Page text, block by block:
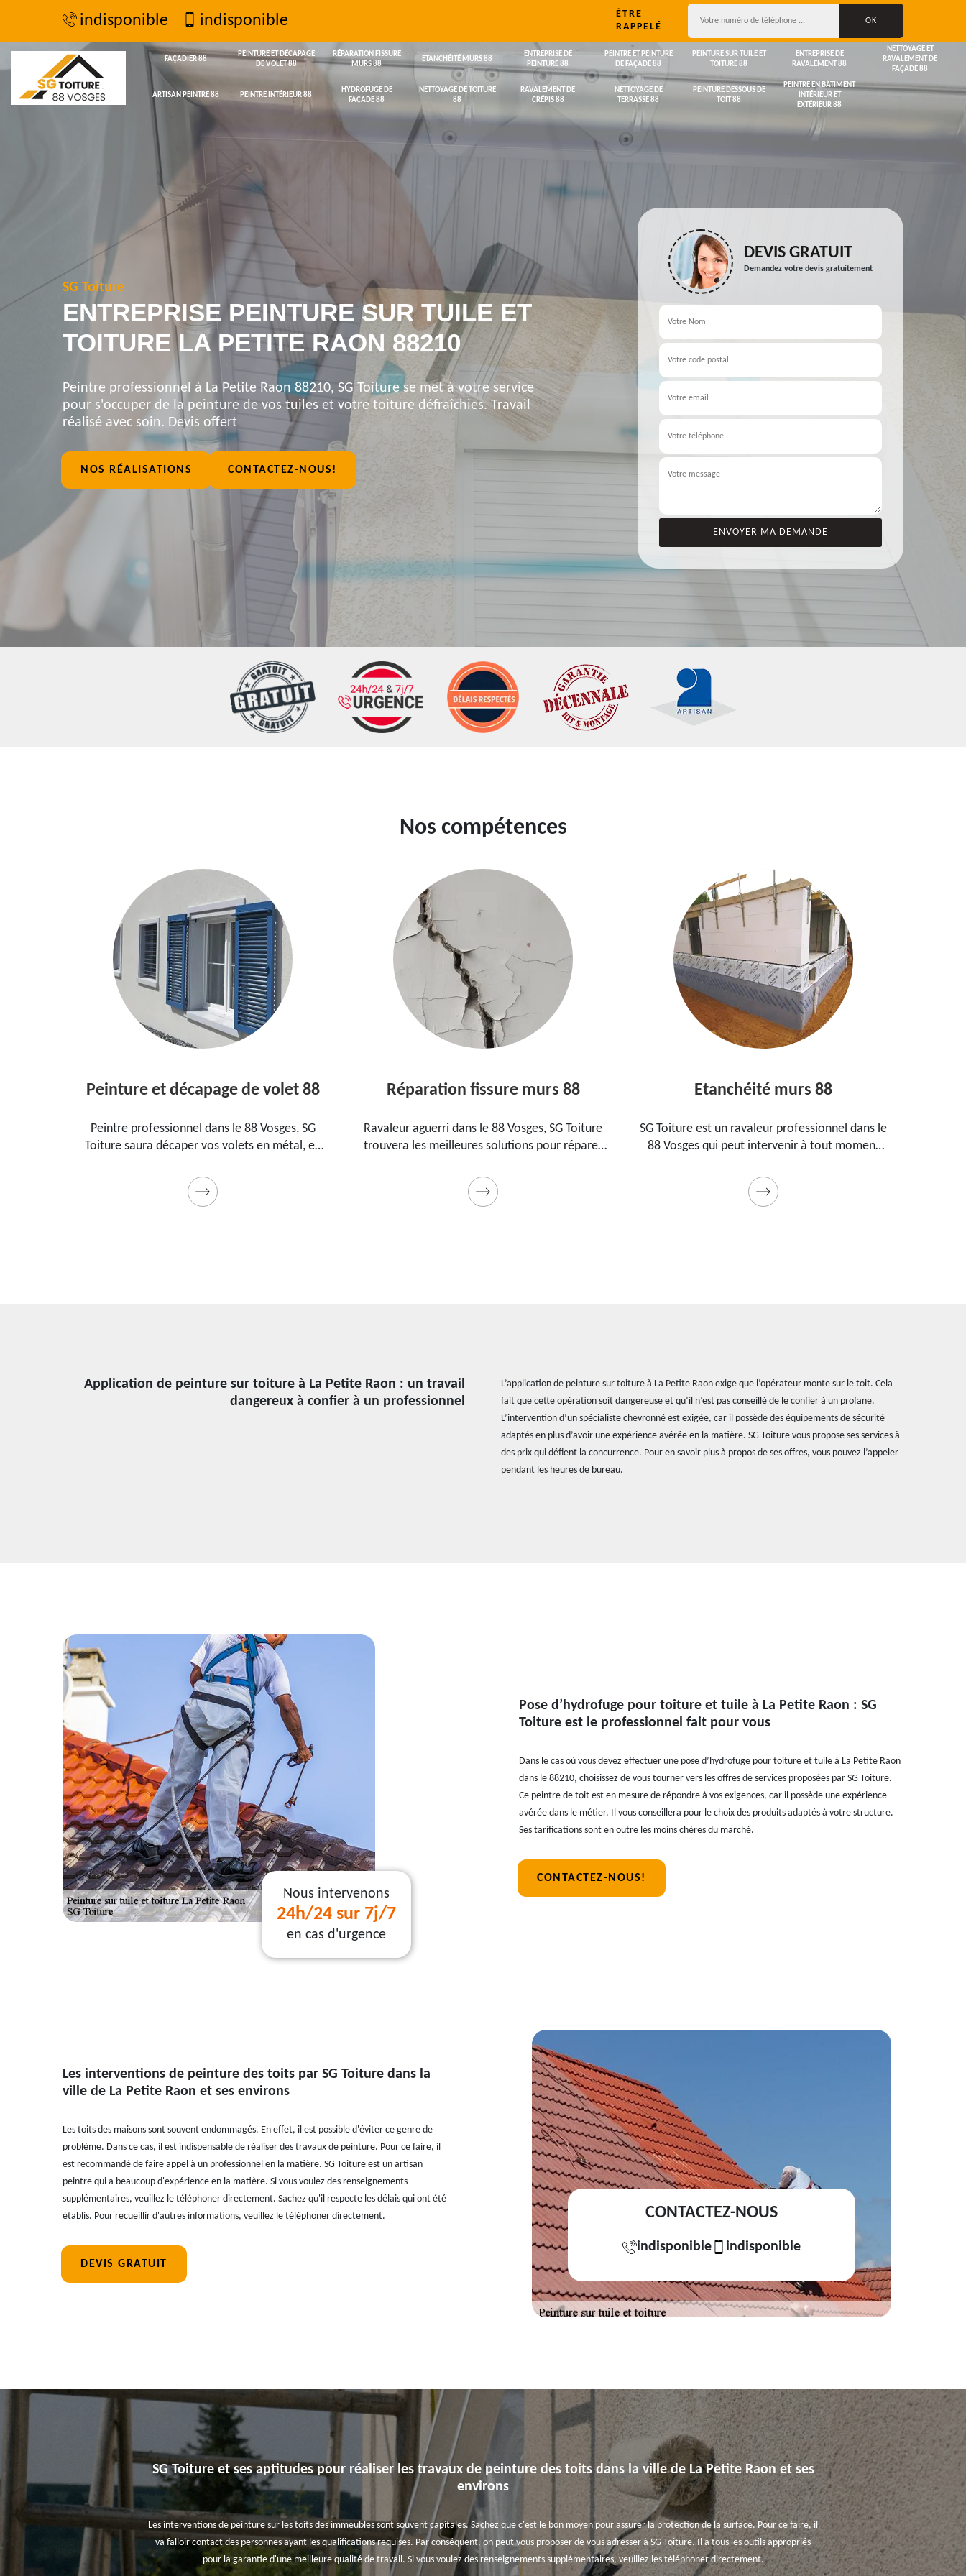
indisponible indisponible
ÊTRE
RAPPELÉ
FAÇADIER 88
PEINTURE ET DÉCAPAGE
DE VOLET 88
RÉPARATION FISSURE
MURS 88
ETANCHÉITÉ MURS 88
ENTREPRISE DE
PEINTURE 88
PEINTRE ET PEINTURE
DE FAÇADE 88
PEINTURE SUR TUILE ET
TOITURE 88
ENTREPRISE DE
RAVALEMENT 88
NETTOYAGE ET
RAVALEMENT DE
FAÇADE 88
ARTISAN PEINTRE 88 PEINTRE INTÉRIEUR 88
HYDROFUGE DE
FAÇADE 88
NETTOYAGE DE TOITURE
88
RAVALEMENT DE
CRÉPIS 88
NETTOYAGE DE
TERRASSE 88
PEINTURE DESSOUS DE
TOIT 88
PEINTRE EN BÂTIMENT
INTÉRIEUR ET
EXTÉRIEUR 88
SG Toiture
ENTREPRISE PEINTURE SUR TUILE ET
TOITURE LA PETITE RAON 88210
Peintre professionnel à La Petite Raon 88210, SG Toiture se met à votre service
pour s'occuper de la peinture de vos tuiles et votre toiture défraîchies. Travail
réalisé avec soin. Devis offert
NOS RÉALISATIONS CONTACTEZ-NOUS!
DEVIS GRATUIT
Demandez votre devis gratuitement
Nos compétences
Peinture et décapage de volet 88
Peintre professionnel dans le 88 Vosges, SG
Toiture saura décaper vos volets en métal, en
Utilise des produits et des peintures de qualité.
Devis détaillé offert
Réparation fissure murs 88
Ravaleur aguerri dans le 88 Vosges, SG Toiture
trouvera les meilleures solutions pour réparer
qualité et des matériels professionnels. Travaux
garantis décennaux
Etanchéité murs 88
SG Toiture est un ravaleur professionnel dans le
88 Vosges qui peut intervenir à tout moment
pas cher pour ce faire
Application de peinture sur toiture à La Petite Raon : un travail
dangereux à confier à un professionnel
L’application de peinture sur toiture à La Petite Raon exige que l’opérateur monte sur le toit. Cela
fait que cette opération soit dangereuse et qu’il n’est pas conseillé de le confier à un profane.
L’intervention d’un spécialiste chevronné est exigée, car il possède des équipements de sécurité
adaptés en plus d’avoir une expérience avérée en la matière. SG Toiture vous propose ses services à
des prix qui défient la concurrence. Pour en savoir plus à propos de ses offres, vous pouvez l’appeler
pendant les heures de bureau.
Nous intervenons
24h/24 sur 7j/7
en cas d'urgence
Pose d’hydrofuge pour toiture et tuile à La Petite Raon : SG
Toiture est le professionnel fait pour vous
Dans le cas où vous devez effectuer une pose d’hydrofuge pour toiture et tuile à La Petite Raon
dans le 88210, choisissez de vous tourner vers les offres de services proposées par SG Toiture.
Ce peintre de toit est en mesure de répondre à vos exigences, car il possède une expérience
avérée dans le métier. Il vous conseillera pour le choix des produits adaptés à votre structure.
Ses tarifications sont en outre les moins chères du marché.
CONTACTEZ-NOUS!
Les interventions de peinture des toits par SG Toiture dans la
ville de La Petite Raon et ses environs
Les toits des maisons sont souvent endommagés. En effet, il est possible d'éviter ce genre de
problème. Dans ce cas, il est indispensable de réaliser des travaux de peinture. Pour ce faire, il
est recommandé de faire appel à un professionnel en la matière. SG Toiture est un artisan
peintre qui a beaucoup d'expérience en la matière. Si vous voulez des renseignements
supplémentaires, veuillez le téléphoner directement. Sachez qu'il respecte les délais qui ont été
établis. Pour recueillir d'autres informations, veuillez le téléphoner directement.
DEVIS GRATUIT
CONTACTEZ-NOUS
indisponible indisponible
SG Toiture et ses aptitudes pour réaliser les travaux de peinture des toits dans la ville de La Petite Raon et ses
environs
Les interventions de peinture sur les toits des immeubles sont souvent capitales. Sachez que c'est le bon moyen pour assurer la protection de la surface. Pour ce faire, il
va falloir contact des personnes ayant les qualifications requises. Par conséquent, on peut vous proposer de vous adresser à SG Toiture. Il a tous les outils appropriés
pour la garantie d'une meilleure qualité de travail. Si vous voulez des renseignements supplémentaires, veuillez les téléphoner directement.